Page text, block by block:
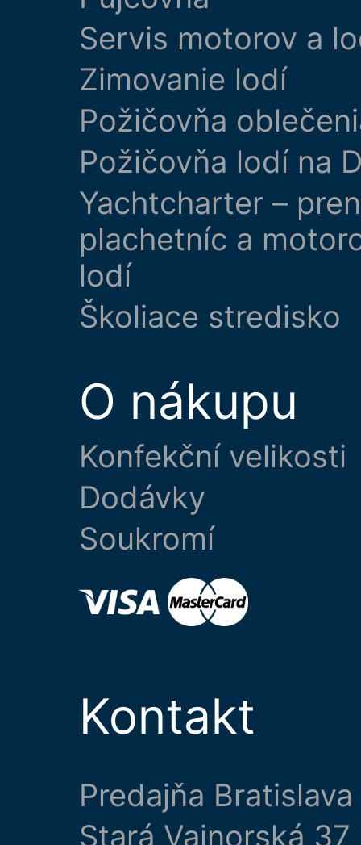
Servis motorov a
Zimovanie lodí
Požičovňa
Požičovňa lodí na
Yachtcharter –
plachetníc a
lodí
Školiace stredisko
O nákupu
Konfekční velikosti
Dodávky
Soukromí
Kontakt
Predajňa Bratislava
Stará Vajnorská 37